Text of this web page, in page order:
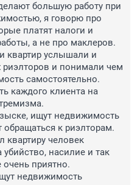
большую работу при
я говорю про
платят налоги и
а не про маклеров.
квартир услышали и
и понимали чем
самостоятельно.
каждого клиента на
ищут недвижимость
обращаться к риэлторам.
квартиру человек
насилие и так
приятно.
недвижимость